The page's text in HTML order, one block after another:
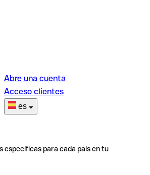
Abre una cuenta
Acceso clientes
es
específicas para cada país en tu